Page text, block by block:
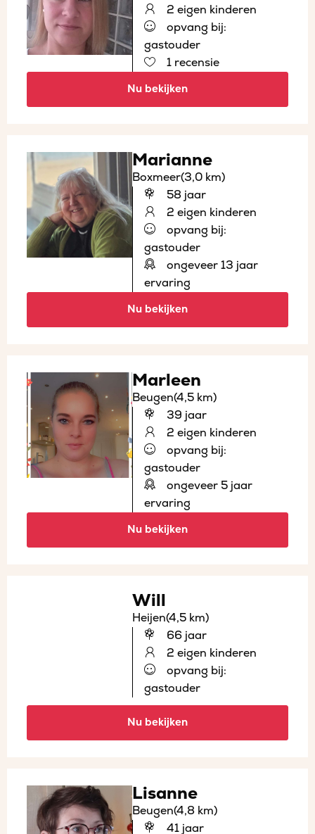
2 eigen kinderen
opvang bij:
gastouder
1 recensie
Nu bekijken
Marianne
Boxmeer(3,0 km)
58 jaar
2 eigen kinderen
opvang bij:
gastouder
ongeveer 13 jaar
ervaring
Nu bekijken
Marleen
Beugen(4,5 km)
39 jaar
2 eigen kinderen
opvang bij:
gastouder
ongeveer 5 jaar
ervaring
Nu bekijken
Will
Heijen(4,5 km)
66 jaar
2 eigen kinderen
opvang bij:
gastouder
Nu bekijken
Lisanne
Beugen(4,8 km)
41 jaar